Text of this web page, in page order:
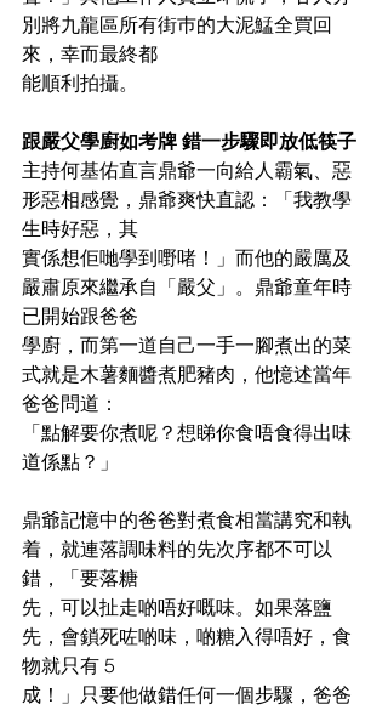
別將九龍區所有街巿的大泥鯭全買回
來，幸而最終都
能順利拍攝。
跟嚴父學廚如考牌 錯一步驟即放低筷子
主持何基佑直言鼎爺一向給人霸氣、惡
形惡相感覺，鼎爺爽快直認：「我教學
生時好惡，其
實係想佢哋學到嘢啫！」而他的嚴厲及
嚴肅原來繼承自「嚴父」。鼎爺童年時
已開始跟爸爸
學廚，而第一道自己一手一腳煮出的菜
式就是木薯麵醬煮肥豬肉，他憶述當年
爸爸問道：
「點解要你煮呢？想睇你食唔食得出味
道係點？」
鼎爺記憶中的爸爸對煮食相當講究和執
着，就連落調味料的先次序都不可以
錯，「要落糖
先，可以扯走啲唔好嘅味。如果落鹽
先，會鎖死咗啲味，啲糖入得唔好，食
物就只有 5
成！」只要他做錯任何一個步驟，爸爸